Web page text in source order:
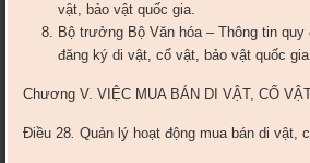
vật, bảo vật quốc gia.
Bộ trưởng Bộ Văn hóa – Thông tin
đăng ký di vật, cổ vật, bảo vật quốc
Chương V. VIỆC MUA BÁN DI VẬT, CỔ
Điều 28.Quản lý hoạt động mua bán di vật,